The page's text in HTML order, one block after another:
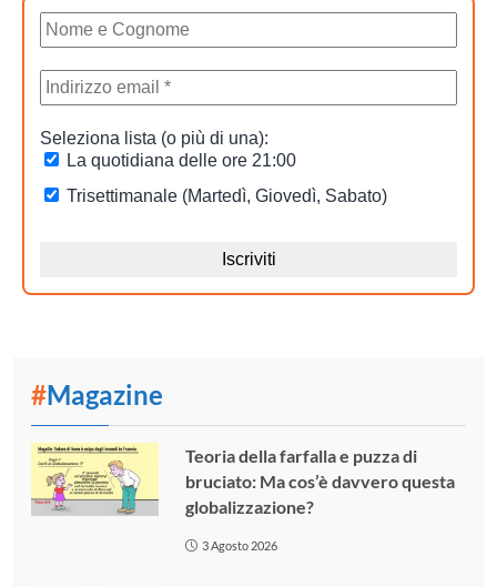
#Magazine
Teoria della farfalla e puzza di
bruciato: Ma cos’è davvero questa
globalizzazione?
3 Agosto 2026